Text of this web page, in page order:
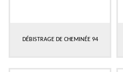
DÉBISTRAGE DE CHEMINÉE 94